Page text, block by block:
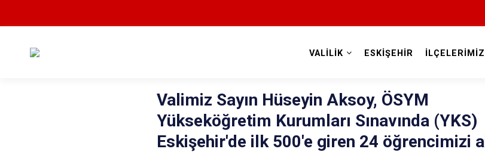
VALİLİK ESKİŞEHİR İLÇELERİMİZ
Valimiz Sayın Hüseyin Aksoy, ÖSYM
Yükseköğretim Kurumları Sınavında (YKS)
Eskişehir'de ilk 500'e giren 24 öğrencimizi